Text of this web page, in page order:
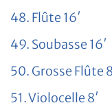
48. Flûte 16′
49. Soubasse 16′
50. Grosse Flûte
51. Violocelle 8′